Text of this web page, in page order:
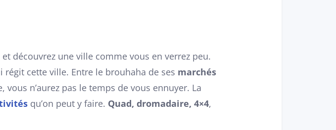
et découvrez une ville comme vous en verrez peu.
cette ville. Entre le brouhaha de ses marchés
n’aurez pas le temps de vous ennuyer. La
qu’on peut y faire. Quad, dromadaire, 4×4,